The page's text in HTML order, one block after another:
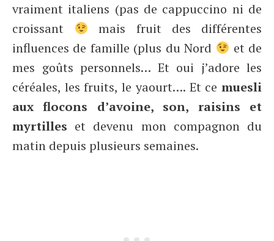
vraiment italiens (pas de cappuccino ni de
croissant
mais fruit des différentes
influences de famille (plus du Nord
et de
mes goûts personnels… Et oui j’adore les
céréales, les fruits, le yaourt…. Et ce muesli
aux flocons d’avoine, son, raisins et
myrtilles et devenu mon compagnon du
matin depuis plusieurs semaines.